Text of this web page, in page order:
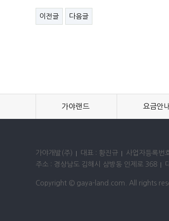
이전글 다음글
가야랜드 요금안내
가야개발(주) 대표 : 황진규 사업자등록번
주소 : 경상남도 김해시 삼방동 인제로 368
Copyright © gaya-land.com. All rights